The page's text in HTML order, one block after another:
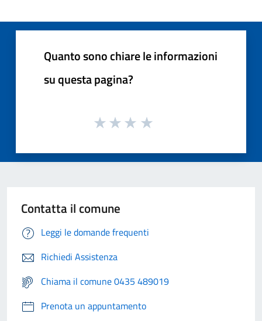
Quanto sono chiare le informazioni
su questa pagina?
Contatta il comune
Leggi le domande frequenti
Richiedi Assistenza
Chiama il comune 0435 489019
Prenota un appuntamento